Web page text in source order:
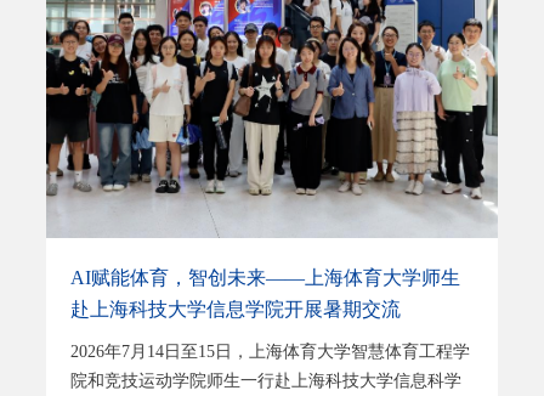
dense waveguide arrays and arbitrary-ratio power
splitters” 为题发表于国际学术期刊 《光电进展》
（Opto-Electronic Advan
AI赋能体育，智创未来——上海体育大学师生
赴上海科技大学信息学院开展暑期交流
2026年7月14日至15日，上海体育大学智慧体育工程学
院和竞技运动学院师生一行赴上海科技大学信息科学